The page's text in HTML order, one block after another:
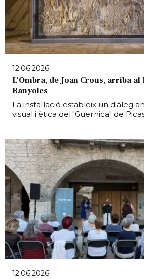
12.06.2026
L’Ombra, de Joan Crous, arriba al
Banyoles
La instal·lació estableix un diàleg
visual i ètica del "Guernica" de
12.06.2026